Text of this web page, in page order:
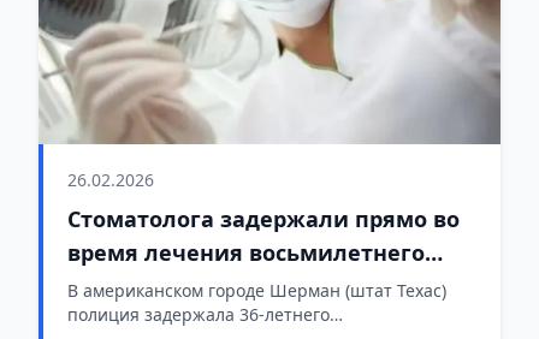
26.02.2026
Стоматолога задержали прямо во
время лечения восьмилетнего
пациента — её подозревают в
алкогольном опьянении
В американском городе Шерман (штат Техас)
полиция задержала 36-летнего